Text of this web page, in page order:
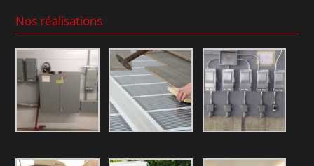
Nos réalisations